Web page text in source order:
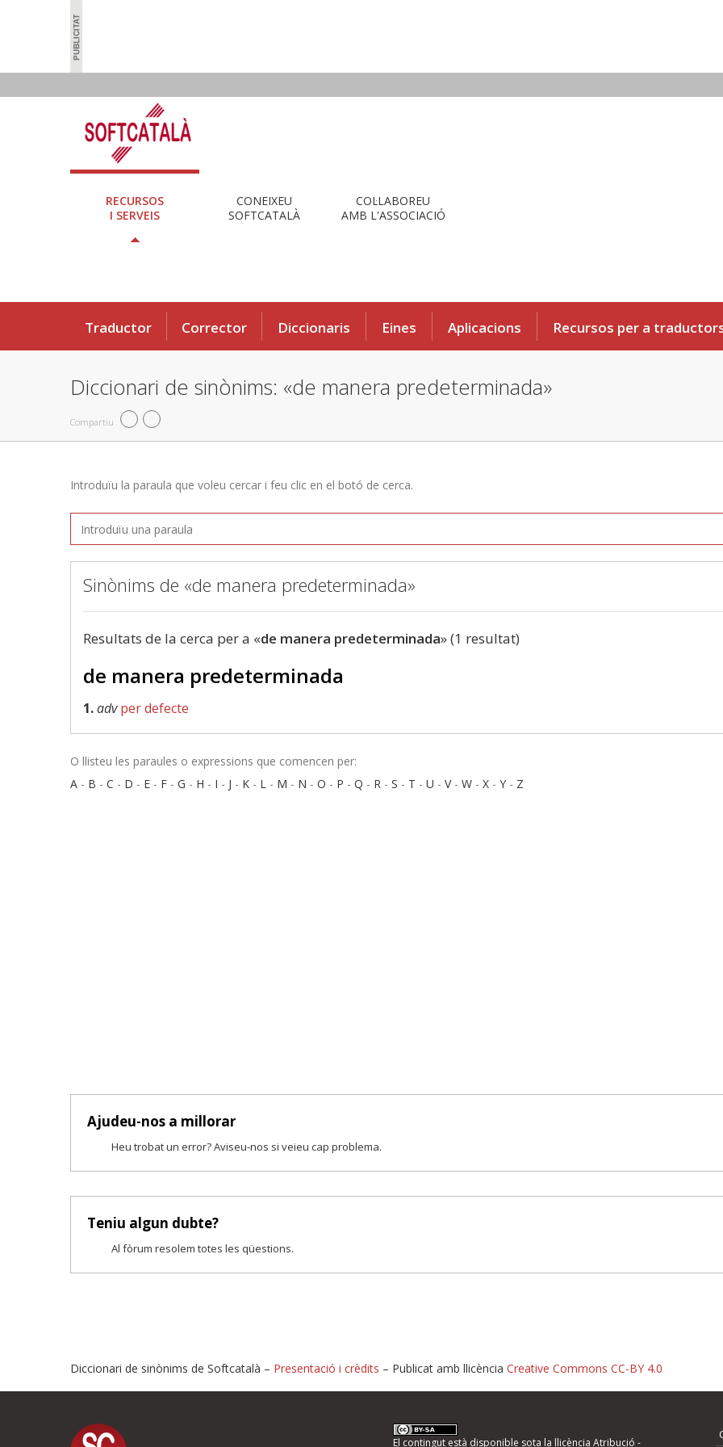
RECURSOS
I SERVEIS
CONEIXEU
SOFTCATALÀ
COL·LABOREU
AMB L'ASSOCIACIÓ
Traductor Corrector Diccionaris Eines Aplicacions Recursos per a
Diccionari de sinònims: «de manera predeterminada»
Compartiu
Introduïu la paraula que voleu cercar i feu clic en el botó de cerca.
Sinònims de «de manera predeterminada»
Resultats de la cerca per a «de manera predeterminada» (1 resultat)
de manera predeterminada
1.adv per defecte
O llisteu les paraules o expressions que comencen per:
A - B - C - D - E - F - G - H - I - J - K - L - M - N - O - P - Q - R - S - T - U - V- W - X - Y - Z
Ajudeu-nos a millorar
Heu trobat un error? Aviseu-nos si veieu cap problema.
Teniu algun dubte?
Al fòrum resolem totes les qüestions.
Proposeu-nos millores o informeu d'errors
Diccionari de sinònims de Softcatalà – Presentació i crèdits – Publicat amb llicència Creative Commons CC-BY 4.0
El contingut està disponible sota la llicència Atribució -